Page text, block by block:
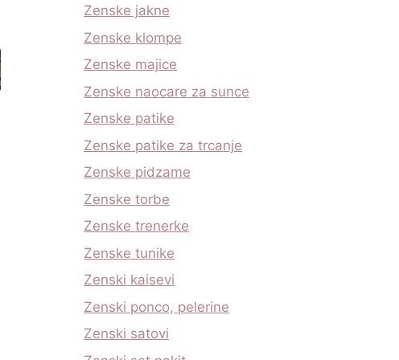
Zenske jakne
Zenske klompe
Zenske majice
Zenske naocare za sunce
Zenske patike
Zenske patike za trcanje
Zenske pidzame
Zenske torbe
Zenske trenerke
Zenske tunike
Zenski kaisevi
Zenski ponco, pelerine
Zenski satovi